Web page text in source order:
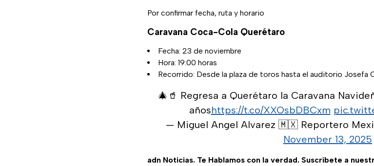
Por confirmar fecha, ruta y horario
Caravana Coca-Cola Querétaro
Fecha: 23 de noviembre
Hora: 19:00 horas
Recorrido: Desde la plaza de toros hasta el auditorio Josefa
🎄🥤 Regresa a Querétaro la Caravana
añoshttps://t.co/XXOsbDBCxm
— Miguel Angel Alvarez 🇲🇽 Reportero
November 13, 2025
adn Noticias. Te Hablamos con la verdad. Suscríbete a